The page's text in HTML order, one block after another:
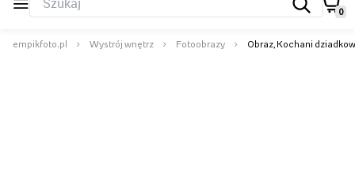
0
empikfoto.pl Wystrój wnętrz Fotoobrazy Obraz, Kochani